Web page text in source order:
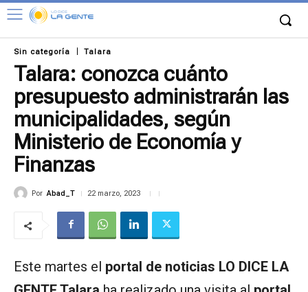
Sin categoría Talara
Talara: conozca cuánto
presupuesto administrarán las
municipalidades, según
Ministerio de Economía y
Finanzas
Por Abad_T 22 marzo, 2023
Este martes el portal de noticias LO DICE LA